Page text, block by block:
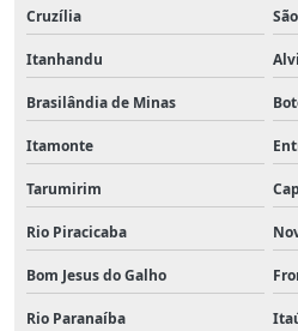
Cruzília
Itanhandu
Brasilândia de Minas
Itamonte
Tarumirim
Rio Piracicaba
Bom Jesus do Galho
Rio Paranaíba